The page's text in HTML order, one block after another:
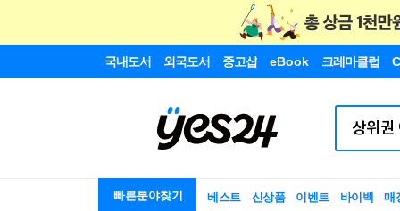
국내도서 외국도서 중고샵 eBook 크레마클럽
빠른분야찾기 베스트 신상품 이벤트 바이백 매